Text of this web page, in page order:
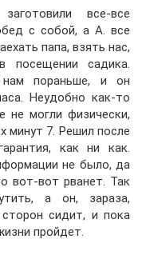
все-все
с собой, а А. все
папа, взять нас,
посещении садика.
пораньше, и он
Неудобно как-то
не могли физически,
минут 7. Решил после
как ни как.
не было, да
вот-вот рванет. Так
а он, зараза,
сидит, и пока
пройдет.